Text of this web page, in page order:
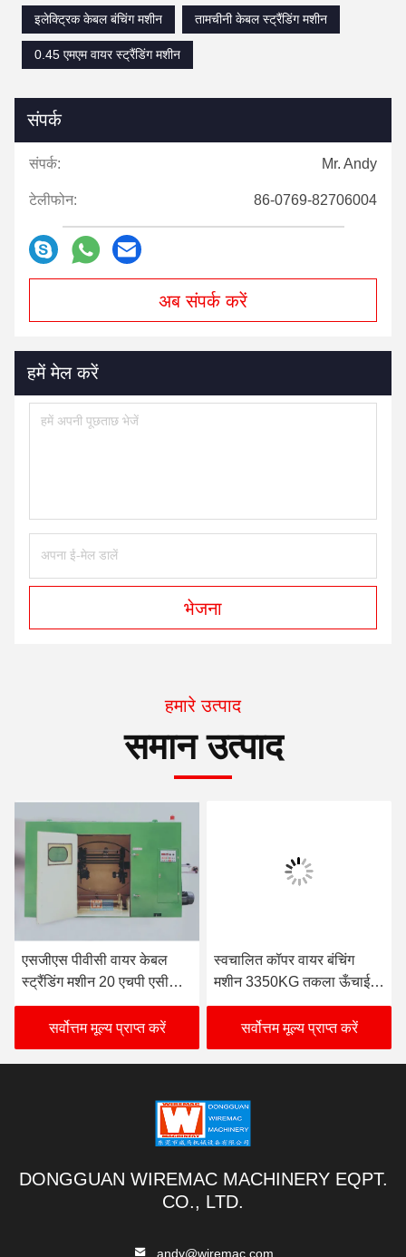
इलेक्ट्रिक केबल बंचिंग मशीन
तामचीनी केबल स्ट्रैंडिंग मशीन
0.45 एमएम वायर स्ट्रैंडिंग मशीन
संपर्क
संपर्क: Mr. Andy
टेलीफोन: 86-0769-82706004
अब संपर्क करें
हमें मेल करें
भेजना
हमारे उत्पाद
समान उत्पाद
एसजीएस पीवीसी वायर केबल
स्ट्रैंडिंग मशीन 20 एचपी एसी
मैनुअल रील लिफ्ट
सर्वोत्तम मूल्य प्राप्त करें
स्वचालित कॉपर वायर बंचिंग
मशीन 3350KG तकला ऊँचाई
850mm
सर्वोत्तम मूल्य प्राप्त करें
DONGGUAN WIREMAC MACHINERY EQPT.
CO., LTD.
andy@wiremac.com